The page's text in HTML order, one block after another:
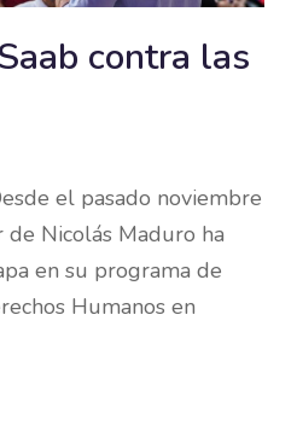
contra las
el pasado noviembre
Nicolás Maduro ha
en su programa de
Humanos en